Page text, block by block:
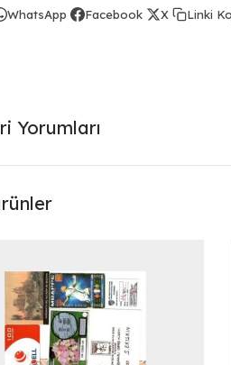
WhatsApp Facebook X Linki
Yorumları